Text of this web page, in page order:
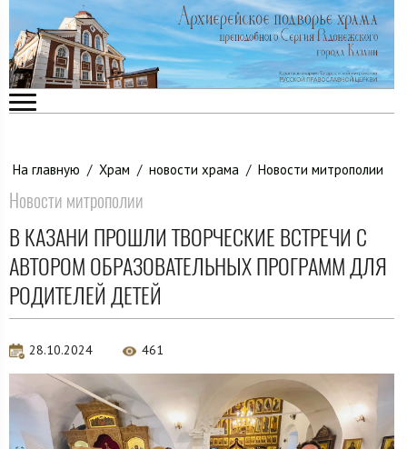
На главную / Храм / новости храма / Новости митрополии
Новости митрополии
В КАЗАНИ ПРОШЛИ ТВОРЧЕСКИЕ ВСТРЕЧИ С
АВТОРОМ ОБРАЗОВАТЕЛЬНЫХ ПРОГРАММ ДЛЯ
РОДИТЕЛЕЙ ДЕТЕЙ
28.10.2024 461